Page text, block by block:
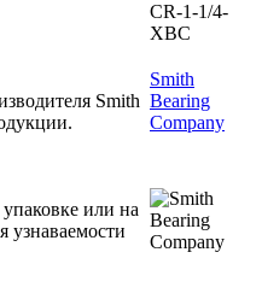
CR-1-1/4-
XBC
Smith
Smith
Bearing
Company
или на
узнаваемости